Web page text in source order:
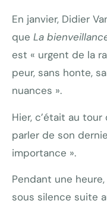
En janvier, Didier
que La
est « urgent de la
peur, sans honte,
nuances ».
Hier, c’était au tour
parler de son
importance ».
Pendant une
sous silence suite